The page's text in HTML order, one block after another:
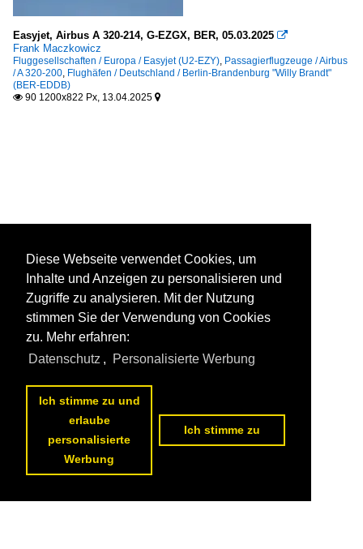
Easyjet, Airbus A 320-214, G-EZGX, BER, 05.03.2025 
Frank Maczkowicz
Fluggesellschaften / Europa / Easyjet (U2-EZY) Passagierflugzeuge / Airbus
/ A 320-200 Flughäfen / Deutschland / Berlin-Brandenburg "Willy Brandt"
(BER-EDDB)
 90 1200x822 Px, 13.04.2025 
Diese Webseite verwendet Cookies, um
Inhalte und Anzeigen zu personalisieren und
Zugriffe zu analysieren. Mit der Nutzung
stimmen Sie der Verwendung von Cookies
zu. Mehr erfahren:
Datenschutz , Personalisierte Werbung
Ich stimme zu und
erlaube
personalisierte
Werbung
Ich stimme zu